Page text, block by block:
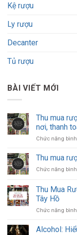
Kệ rượu
Ly rượu
Decanter
Tủ rượu
BÀI VIẾT MỚI
Thu mua
nơi, thanh
Chức năng
Thu mua
Chức năng
Thu Mua
Tây Hồ
Chức năng
Alcohol: